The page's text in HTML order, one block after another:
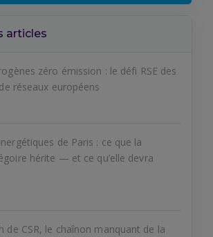
articles
zéro émission : le défi RSE des
réseaux européens
de Paris : ce que la
hérite — et ce qu’elle devra
de CSR, le chaînon manquant de la